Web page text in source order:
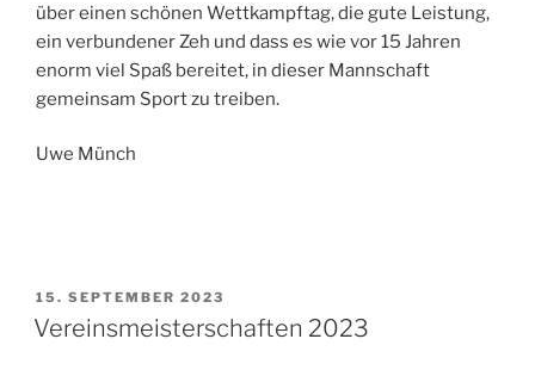
über einen schönen Wettkampftag, die gute Leistung,
ein verbundener Zeh und dass es wie vor 15 Jahren
enorm viel Spaß bereitet, in dieser Mannschaft
gemeinsam Sport zu treiben.
Uwe Münch
VERÖFFENTLICHT
AM
15. SEPTEMBER 2023
Vereinsmeisterschaften 2023